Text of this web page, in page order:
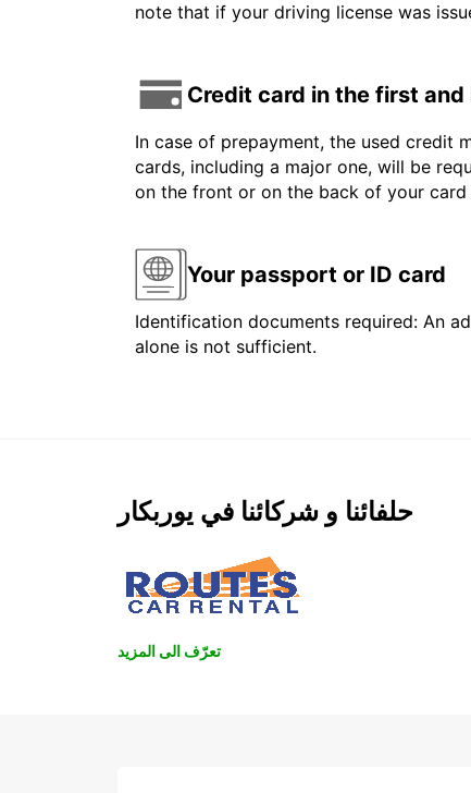
note that if your driving license was
Credit card in the first
In case of prepayment, the used credit
cards, including a major one, will be
on the front or on the back of your
Your passport or ID card
Identification documents required: An
alone is not sufficient.
حلفائنا و شركائنا في يوربكار
تعرّف الى المزيد